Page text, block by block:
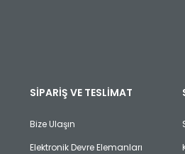
SİPARİŞ VE TESLİMAT
Bize Ulaşın
Elektronik Devre Elemanları